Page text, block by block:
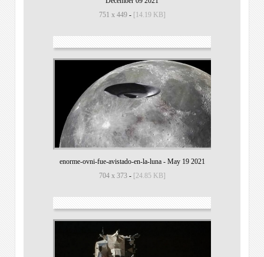
751 x 449- [14.19 KB]
enorme-ovni-fue-avistado-en-la-luna- May 19 2021
704 x 373- [24.85 KB]